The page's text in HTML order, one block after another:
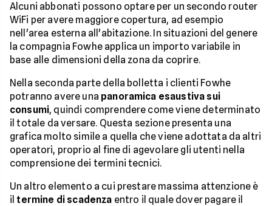
Alcuni abbonati possono optare per un secondo router
WiFi per avere maggiore copertura, ad esempio
nell'area esterna all'abitazione. In situazioni del genere
la compagnia Fowhe applica un importo variabile in
base alle dimensioni della zona da coprire.
Nella seconda parte della bolletta i clienti Fowhe
potranno avere una panoramica esaustiva sui
consumi, quindi comprendere come viene determinato
il totale da versare. Questa sezione presenta una
grafica molto simile a quella che viene adottata da altri
operatori, proprio al fine di agevolare gli utenti nella
comprensione dei termini tecnici.
Un altro elemento a cui prestare massima attenzione è
il termine di scadenza entro il quale dover pagare il